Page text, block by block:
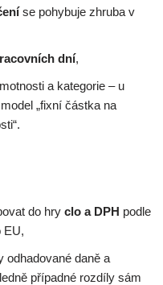
se pohybuje zhruba v
dní,
a kategorie – u
„fixní částka na
do hry clo a DPH podle
EU,
odhadované daně a
případné rozdíly sám